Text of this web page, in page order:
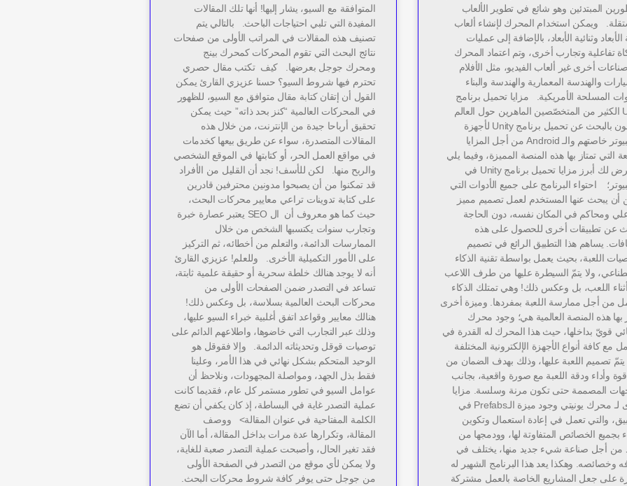
المبتدئين وهو شائع في تطوير الألعاب
ويمكن استخدام المحرك لإنشاء ألعاب
الأبعاد وثنائية الأبعاد، بالإضافة إلى عمليات
تفاعلية وتجارب أخرى، وتم اعتماد المحرك
أخرى غير ألعاب الفيديو، مثل الأفلام
والهندسة المعمارية والهندسة والبناء
المسلحة الأمريكية. مزايا تحميل برنامج
Unity الكثير من المتخصّصين الماهرين حول العالم
يقومون بالبحث عن تحميل برنامج Unity لأجهزة
الكمبيوتر خاصتهم والـ Android من أجل المزايا
التي تمتاز بها هذه المنصة المميزة، وفيما يلي
سنعرض لك أبرز مزايا تحميل برنامج Unity في
احتواء البرنامج على جميع الأدوات التي
أن يبحث عنها المستخدم لعمل تصميم مميز
ومحاكم في المكان نفسه، دون الحاجة
عن تطبيقات أخرى للحصول على هذه
يساهم هذا التطبيق الرائع في تصميم
اللعبة، بحيث يعمل بواسطة تقنية الذكاء
ولا يتمّ السيطرة عليها من طرف اللاعب
اللعب، بل وعكس ذلك! وهي تمتلك الذكاء
من أجل ممارسة اللعبة بمفردها. وميزة أخرى
بها هذه المنصة العالمية هي؛ وجود محرك
قويّ بداخلها، حيث هذا المحرك له القدرة في
مع كافة أنواع الأجهزة الإلكترونية المختلفة
يتمّ تصميم اللعبة عليها، وذلك بهدف الضمان من
وأداء ودقة اللعبة مع صورة واقعية، بجانب
المصممة حتى تكون مرنة وسلسة. مزايا
أخرى لـ محرك يونيتي وجود ميزة الـPrefabs في
والتي تعمل في إعادة استعمال وتكوين
بجميع الخصائص المتفاوتة لها، وودمجها من
من أجل صناعة شيء جديد منها، يختلف في
وخصائصه. وهكذا يعد هذا البرنامج الشهير له
على جعل المشاريع الخاصة بالعمل مشتركة
المتوافقة مع السيو، يشار إليها! أنها تلك المقالات
المفيدة التي تلبي احتياجات الباحث. بالتالي يتم
تصنيف هذه المقالات في المراتب الأولى من صفحات
نتائج البحث التي تقوم المحركات كمحرك بينج
ومحرك جوجل بعرضها. كيف تكتب مقال حصري
تحترم فيها شروط السيو؟ حسنا عزيزي القارئ يمكن
القول أن إتقان كتابة مقال متوافق مع السيو، للظهور
في المحركات العالمية “كنز بحد ذاته” حيث يمكن
تحقيق أرباحا جيدة من الإنترنت، من خلال هذه
المقالات المتصدرة، سواء عن طريق بيعها كخدمات
في مواقع العمل الحر، أو كتابتها في الموقع الشخصي
والربح منها. لكن للأسف! نجد أن القليل من الأفراد
قد تمكنوا من أن يصبحوا مدونين محترفين قادرين
على كتابة تدوينات تراعي معايير محركات البحث،
حيث كما هو معروف أن ال SEO يعتبر عصارة خبرة
وتجارب سنوات يكتسبها الشخص من خلال
الممارسات الدائمة، والتعلم من أخطائه، ثم التركيز
على الأمور التكميلية الأخرى. وللعلم! عزيزي القارئ
أنه لا يوجد هنالك خلطة سحرية أو حقيقة علمية ثابتة،
تساعد في التصدر ضمن الصفحات الأولى من
محركات البحث العالمية بسلاسة، بل وعكس ذلك!
هنالك معايير وقواعد اتفق أغلبية خبراء السيو عليها،
وذلك عبر التجارب التي خاضوها، واطلاعهم الدائم على
توصيات قوقل وتحديثاته الدائمة. وإلا فقوقل هو
الوحيد المتحكم بشكل نهائي في هذا الأمر، وعلينا
فقط بذل الجهد، ومواصلة المجهودات، ونلاحظ أن
عوامل السيو في تطور مستمر كل عام، فقديما كانت
عملية التصدر غاية في البساطة، إذ كان يكفي أن تضع
الكلمة المفتاحية في عنوان المقالة> ووصف
المقالة، وتكرارها عدة مرات بداخل المقالة، أما الآن
فقد تغير الحال، وأصبحت عملية التصدر صعبة للغاية،
ولا يمكن لأي موقع من التصدر في الصفحة الأولى
من جوجل حتى يوفر كافة شروط محركات البحث.